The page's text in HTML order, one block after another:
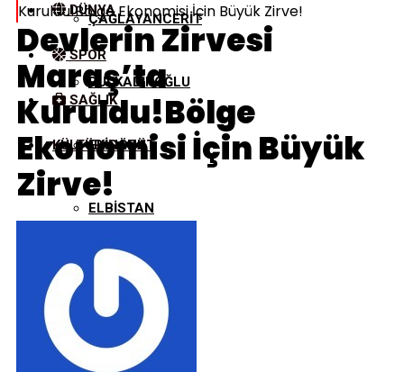
ÇAĞLAYANCERIT
DULKADIROĞLU
EKINÖZÜ
ELBISTAN
NURHAK
DÜNYA
SPOR
SAĞLIK
KÜLTÜR/SANAT
Kuruldu!Bölge Ekonomisi İçin Büyük Zirve!
Devlerin Zirvesi
Maraş’ta
Kuruldu!Bölge
Ekonomisi İçin Büyük
Zirve!